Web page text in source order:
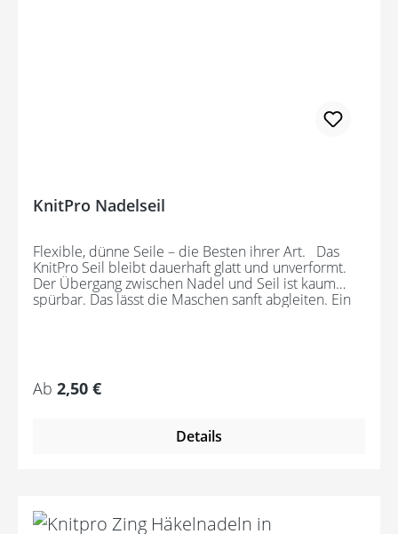
KnitPro Nadelseil
Flexible, dünne Seile – die Besten ihrer Art. Das
KnitPro Seil bleibt dauerhaft glatt und unverformt.
Der Übergang zwischen Nadel und Seil ist kaum
spürbar. Das lässt die Maschen sanft abgleiten. Ein
eine einfache Aufbewahrung oder Stilllegung des
Strickwerks. Das KnitPro Set besteht aus 1 Seil, 2
bezieht sich immer auf die fertig
Rundstricknadel sollten Sie kurze Nadelspitzen
auswählen.
Regulärer Preis:
Ab 2,50 €
Details